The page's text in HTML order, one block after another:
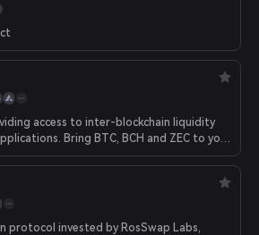
access to inter-blockchain liquidity
Bring BTC, BCH and ZEC to your
protocol invested by RosSwap Labs,